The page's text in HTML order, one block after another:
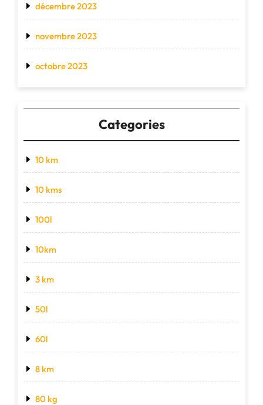
décembre 2023
novembre 2023
octobre 2023
Categories
10 km
10 kms
100l
10km
3 km
50l
60l
8 km
80 kg